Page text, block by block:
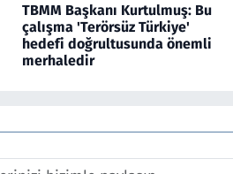
TBMM Başkanı Kurtulmuş: Bu
çalışma 'Terörsüz Türkiye'
hedefi doğrultusunda önemli
merhaledir